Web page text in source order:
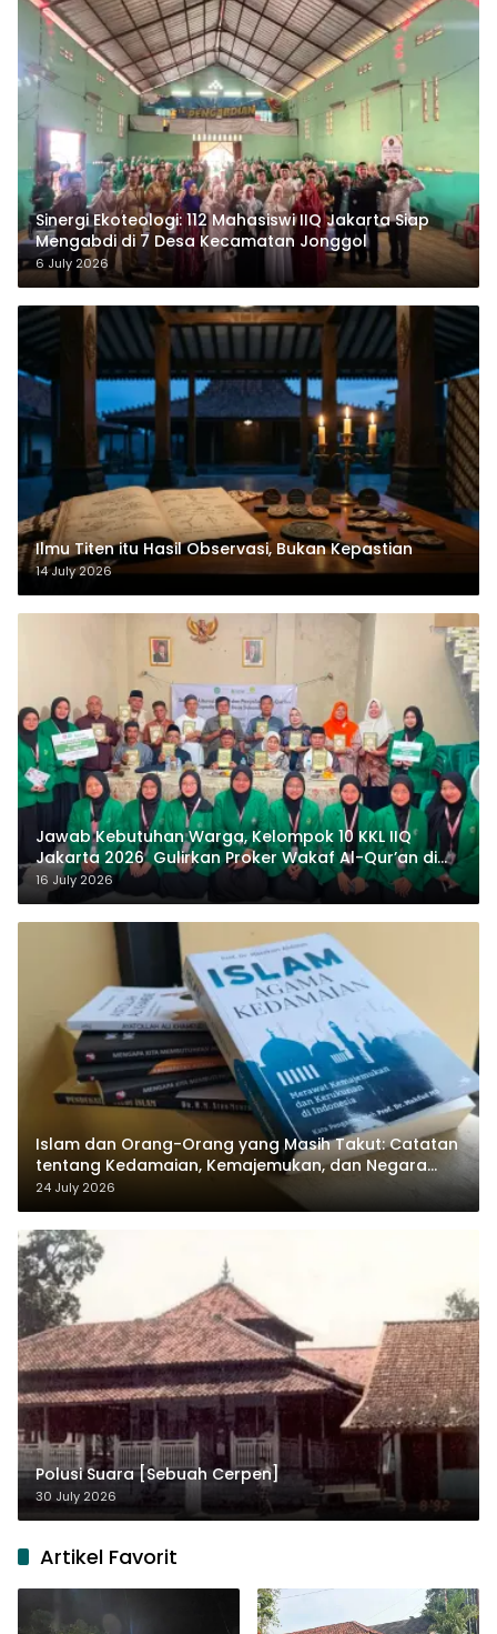
‎Sinergi Ekoteologi: 112 Mahasiswi IIQ Jakarta Siap
Mengabdi di 7 Desa Kecamatan Jonggol
6 July 2026
Ilmu Titen itu Hasil Observasi, Bukan Kepastian
14 July 2026
Jawab Kebutuhan Warga, Kelompok 10 KKL IIQ
Jakarta 2026 Gulirkan Proker Wakaf Al-Qur’an di
Sukamanah
16 July 2026
Islam dan Orang-Orang yang Masih Takut: Catatan
tentang Kedamaian, Kemajemukan, dan Negara
dalam Pemikiran Masykuri Abdillah
24 July 2026
Polusi Suara [Sebuah Cerpen]
30 July 2026
Artikel Favorit